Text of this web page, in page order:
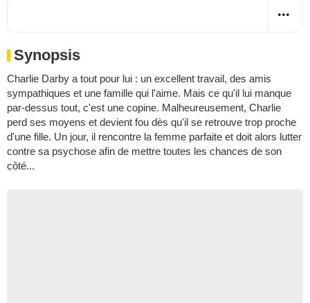
Synopsis
Charlie Darby a tout pour lui : un excellent travail, des amis
sympathiques et une famille qui l'aime. Mais ce qu'il lui manque
par-dessus tout, c'est une copine. Malheureusement, Charlie
perd ses moyens et devient fou dès qu'il se retrouve trop proche
d'une fille. Un jour, il rencontre la femme parfaite et doit alors lutter
contre sa psychose afin de mettre toutes les chances de son
côté...